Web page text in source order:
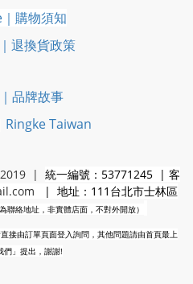
購物須知
退換貨政策
品牌故事
Ringke Taiwan
2019 | 統一編號：53771245 | 客
| 地址：111台北市士林區
為聯絡地址，非實體店面，不對外開放）
接由訂單頁面登入詢問，其他問題請由首頁最上
們」提出，謝謝!